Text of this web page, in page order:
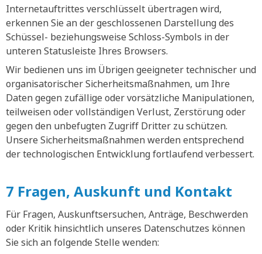
Internetauftrittes verschlüsselt übertragen wird,
erkennen Sie an der geschlossenen Darstellung des
Schüssel- beziehungsweise Schloss-Symbols in der
unteren Statusleiste Ihres Browsers.
Wir bedienen uns im Übrigen geeigneter technischer und
organisatorischer Sicherheitsmaßnahmen, um Ihre
Daten gegen zufällige oder vorsätzliche Manipulationen,
teilweisen oder vollständigen Verlust, Zerstörung oder
gegen den unbefugten Zugriff Dritter zu schützen.
Unsere Sicherheitsmaßnahmen werden entsprechend
der technologischen Entwicklung fortlaufend verbessert.
7 Fragen, Auskunft und Kontakt
Für Fragen, Auskunftsersuchen, Anträge, Beschwerden
oder Kritik hinsichtlich unseres Datenschutzes können
Sie sich an folgende Stelle wenden: